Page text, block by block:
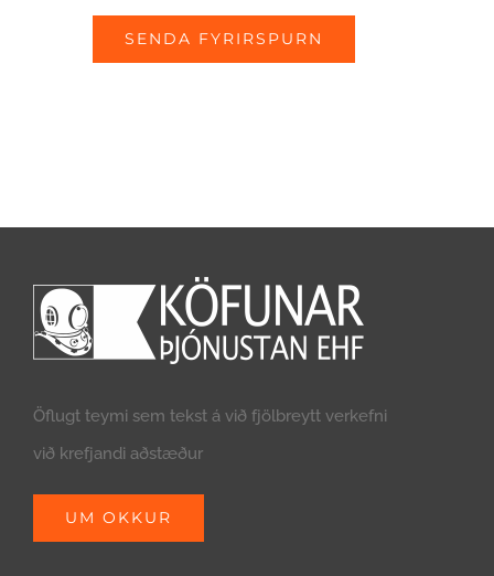
SENDA FYRIRSPURN
Öflugt teymi sem tekst á við fjölbreytt verkefni
við krefjandi aðstæður
UM OKKUR